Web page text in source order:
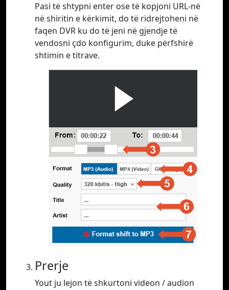
Pasi të shtypni enter ose të kopjoni URL-në
në shiritin e kërkimit, do të ridrejtoheni në
faqen DVR ku do të jeni në gjendje të
vendosni çdo konfigurim, duke përfshirë
shtimin e titrave.
Prerje
Yout ju lejon të shkurtoni videon / audion